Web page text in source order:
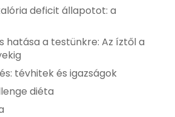
deficit állapotot: a
hatása a testünkre: Az íztől a
tévhitek és igazságok
diéta